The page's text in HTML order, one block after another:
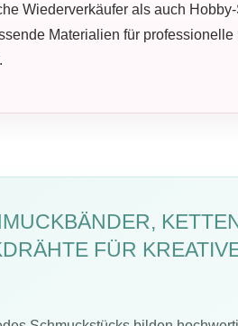
Wiederverkäufer als auch
Materialien für
FÜR